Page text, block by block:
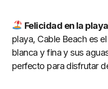
Felicidad en la
playa, Cable Beach es
blanca y fina y sus
perfecto para disfrutar